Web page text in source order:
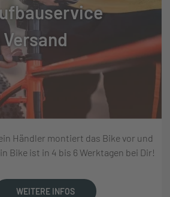
Händler montiert das Bike vor und
Bike ist in 4 bis 6 Werktagen bei Dir!
WEITERE INFOS